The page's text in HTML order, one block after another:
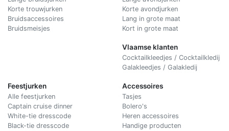
Korte trouwjurken
Bruidsaccessoires
Bruidsmeisjes
Korte avondjurken
Lang in grote maat
Kort in grote maat
Vlaamse klanten
Cocktailkleedjes / Cocktailkledij
Galakleedjes / Galakledij
Feestjurken
Alle feestjurken
Captain cruise dinner
White-tie dresscode
Black-tie dresscode
Accessoires
Tasjes
Bolero's
Heren accessoires
Handige producten